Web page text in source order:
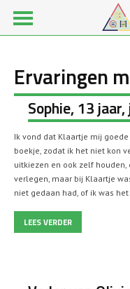
Ervaringen
Sophie, 13
Ik vond dat Klaartje mij
boekje, zodat ik het niet kon
uitkiezen en ook zelf
verlegen, maar bij Klaartje
niet gedaan had, of ik was
LEES VERDER